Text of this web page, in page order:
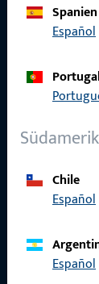
Spanien
Español
Chile
Español
Español